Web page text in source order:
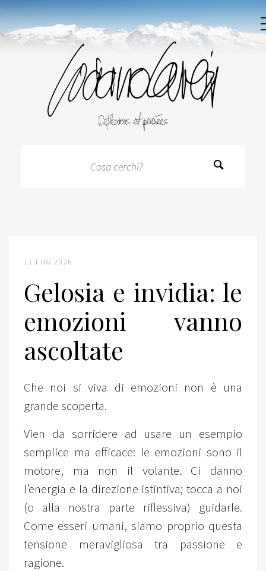
11 LUG 2026
Gelosia e invidia: le
emozioni vanno
ascoltate
Che noi si viva di emozioni non è una
grande scoperta.
Vien da sorridere ad usare un esempio
semplice ma efficace: le emozioni sono il
motore, ma non il volante. Ci danno
l’energia e la direzione istintiva; tocca a noi
(o alla nostra parte riflessiva) guidarle.
Come esseri umani, siamo proprio questa
tensione meravigliosa tra passione e
ragione.